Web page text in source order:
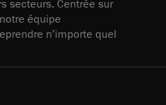
secteurs. Centrée sur
équipe
n’importe quel